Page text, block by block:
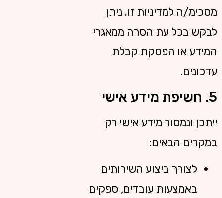
מסכימ/ה למדיניות זו. ניתן
לבקש בכל עת הסרה ממאגרי
המידע או הפסקת קבלת
עדכונים.
5. חשיפת מידע אישי
ייתכן ונמסור מידע אישי רק
במקרים הבאים:
לצורך ביצוע השירותים
באמצעות עובדים, ספקים